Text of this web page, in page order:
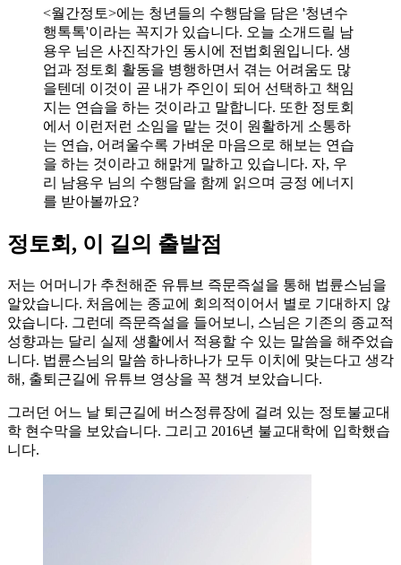
<월간정토>에는 청년들의 수행담을 담은 '청년수
행톡톡'이라는 꼭지가 있습니다. 오늘 소개드릴 남
용우 님은 사진작가인 동시에 전법회원입니다. 생
업과 정토회 활동을 병행하면서 겪는 어려움도 많
을텐데 이것이 곧 내가 주인이 되어 선택하고 책임
지는 연습을 하는 것이라고 말합니다. 또한 정토회
에서 이런저런 소임을 맡는 것이 원활하게 소통하
는 연습, 어려울수록 가벼운 마음으로 해보는 연습
을 하는 것이라고 해맑게 말하고 있습니다. 자, 우
리 남용우 님의 수행담을 함께 읽으며 긍정 에너지
를 받아볼까요?
정토회, 이 길의 출발점
저는 어머니가 추천해준 유튜브 즉문즉설을 통해 법륜스님을
알았습니다. 처음에는 종교에 회의적이어서 별로 기대하지 않
았습니다. 그런데 즉문즉설을 들어보니, 스님은 기존의 종교적
성향과는 달리 실제 생활에서 적용할 수 있는 말씀을 해주었습
니다. 법륜스님의 말씀 하나하나가 모두 이치에 맞는다고 생각
해, 출퇴근길에 유튜브 영상을 꼭 챙겨 보았습니다.
그러던 어느 날 퇴근길에 버스정류장에 걸려 있는 정토불교대
학 현수막을 보았습니다. 그리고 2016년 불교대학에 입학했습
니다.